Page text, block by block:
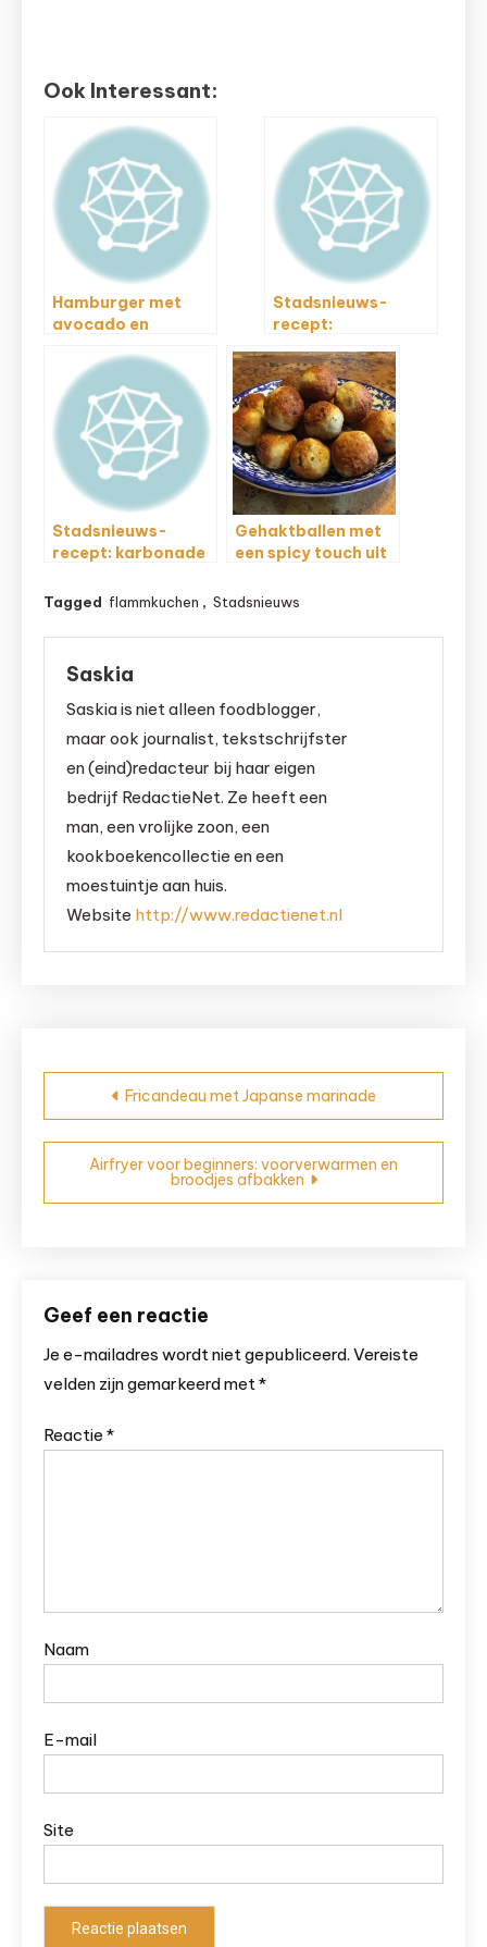
Ook Interessant:
Hamburger met
avocado en
Stadsnieuws-
recept:
Stadsnieuws-
recept: karbonade
Gehaktballen met
een spicy touch uit
Tagged flammkuchen , Stadsnieuws
Saskia
Saskia is niet alleen foodblogger,
maar ook journalist, tekstschrijfster
en (eind)redacteur bij haar eigen
bedrijf RedactieNet. Ze heeft een
man, een vrolijke zoon, een
kookboekencollectie en een
moestuintje aan huis.
Website http://www.redactienet.nl
Bericht
navigatie
Fricandeau met Japanse marinade
Airfryer voor beginners: voorverwarmen en
broodjes afbakken
Geef een reactie
Je e-mailadres wordt niet gepubliceerd. Vereiste
velden zijn gemarkeerd met *
Reactie *
Naam
E-mail
Site